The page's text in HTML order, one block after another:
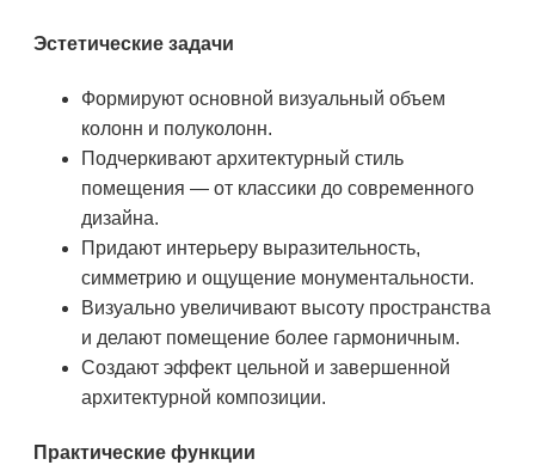
Эстетические задачи
Формируют основной визуальный объем
колонн и полуколонн.
Подчеркивают архитектурный стиль
помещения — от классики до современного
дизайна.
Придают интерьеру выразительность,
симметрию и ощущение монументальности.
Визуально увеличивают высоту пространства
и делают помещение более гармоничным.
Создают эффект цельной и завершенной
архитектурной композиции.
Практические функции